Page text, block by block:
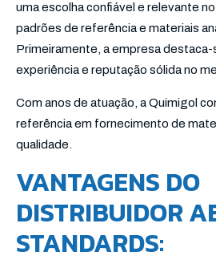
uma escolha confiável e relevante
padrões de referência e materiais
Primeiramente, a empresa destaca-
experiência e reputação sólida no
Com anos de atuação, a Quimigol
referência em fornecimento de
qualidade.
VANTAGENS DO
DISTRIBUIDOR
STANDARDS: